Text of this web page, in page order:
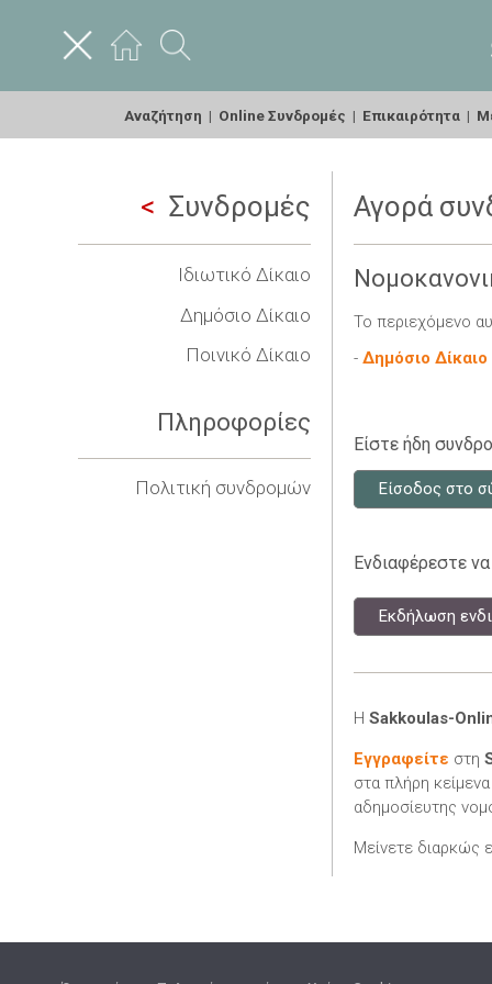
Αναζήτηση | Online Συνδρομές | Επικαιρότητα |
Συνδρομές
Ιδιωτικό Δίκαιο
Δημόσιο Δίκαιο
Ποινικό Δίκαιο
Πληροφορίες
Πολιτική συνδρομών
Αγορά
Το περιεχόμενο
- Δημόσιο Δίκαιο
Είστε ήδη
Είσοδος στο
Ενδιαφέρεστε
Εκδήλωση
Η Sakkoulas-
Εγγραφείτε στη
στα πλήρη
αδημοσίευτης
Μείνετε διαρκώς